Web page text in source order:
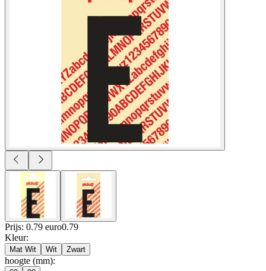
Prijs: 0.79 euro0.79
Kleur:
Mat Wit Wit Zwart
hoogte (mm):